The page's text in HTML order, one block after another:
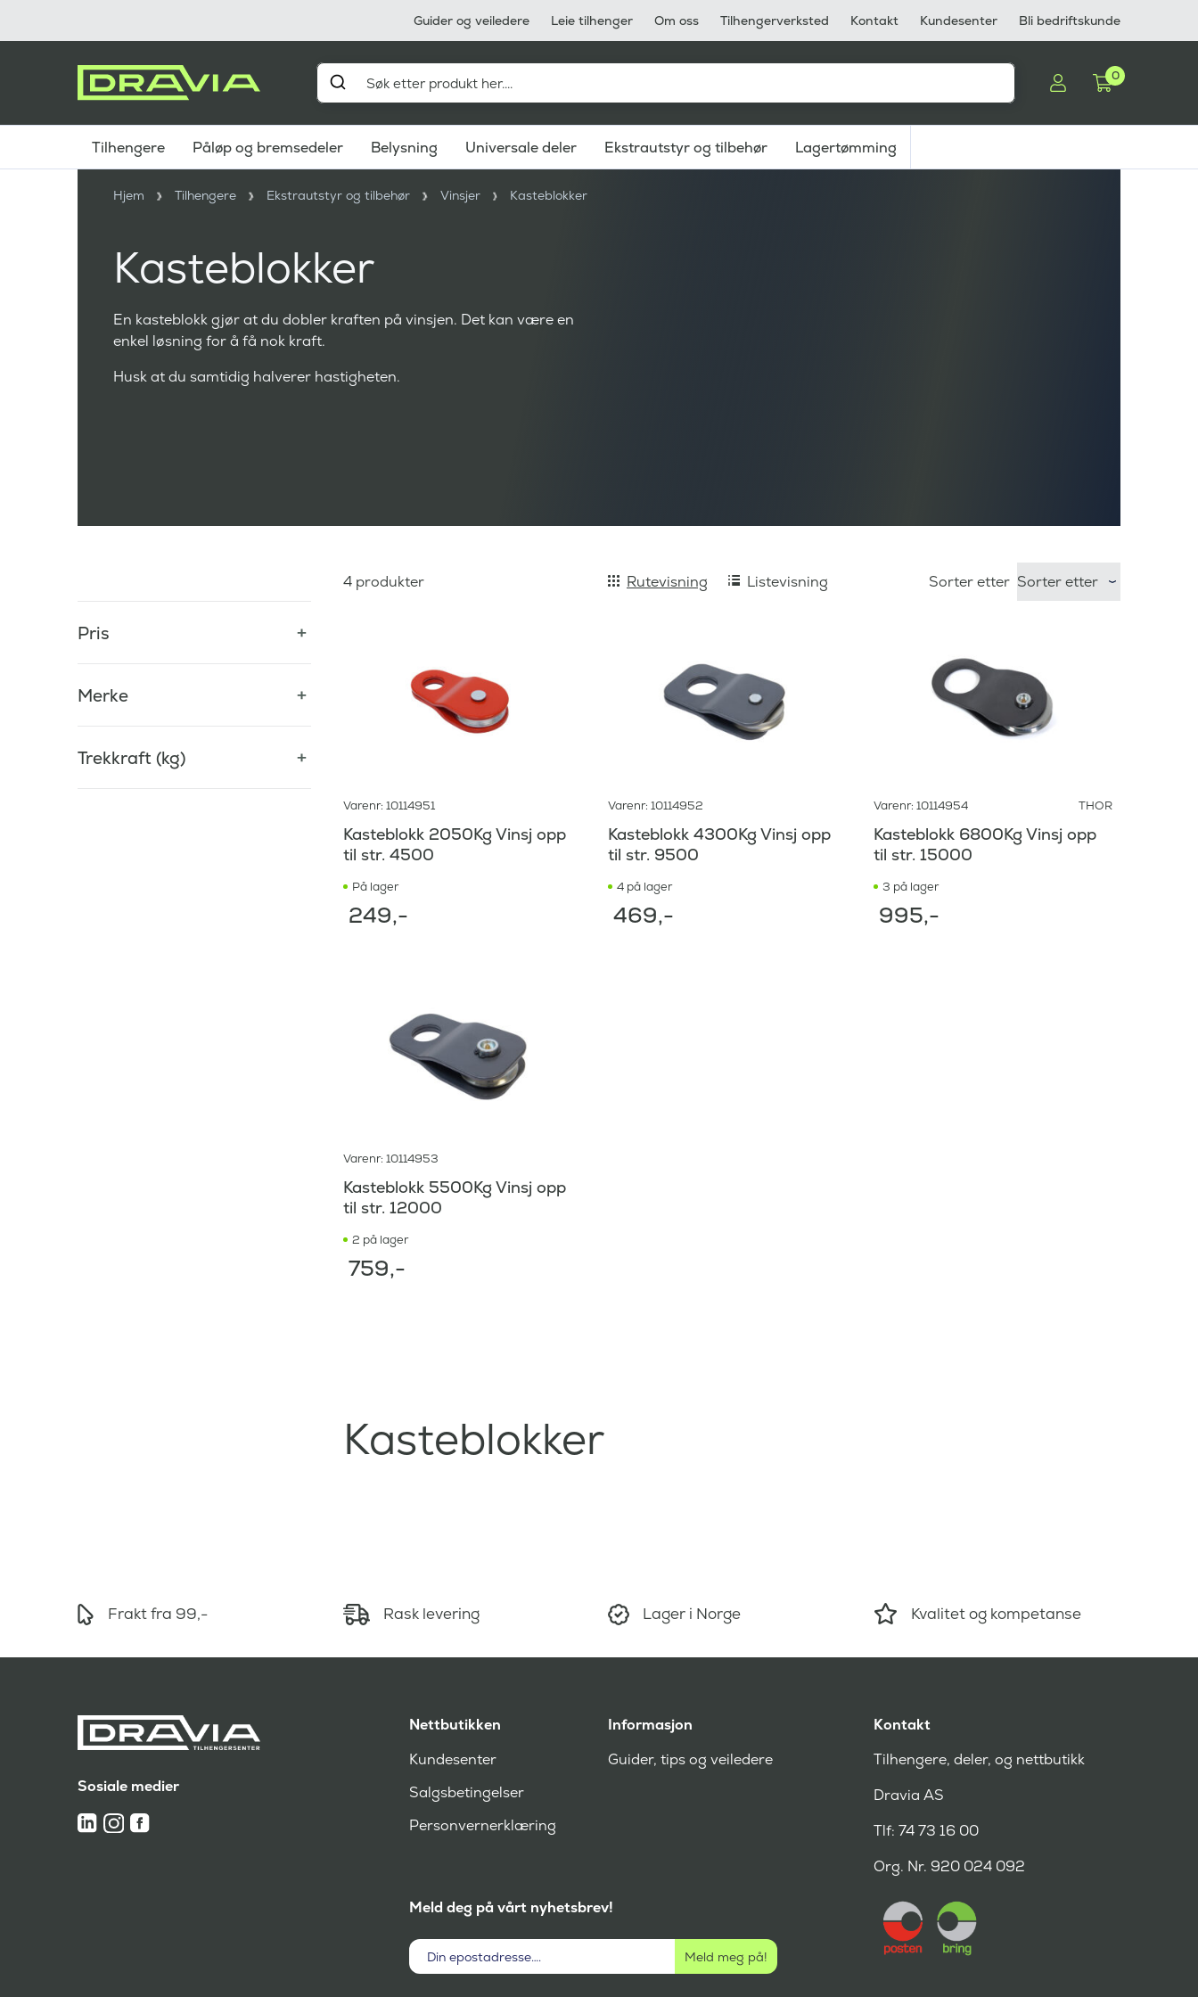
Guider og veiledere Leie tilhenger Om oss Tilhengerverksted Kontakt Kundesenter Bli bedriftskunde
0
Tilhengere Påløp og bremsedeler Belysning Universale deler Ekstrautstyr og tilbehør Lagertømming
Hjem Tilhengere Ekstrautstyr og tilbehør Vinsjer Kasteblokker
Kasteblokker
En kasteblokk gjør at du dobler kraften på vinsjen. Det kan være en
enkel løsning for å få nok kraft.
Husk at du samtidig halverer hastigheten.
4produkter Rutevisning Listevisning Sorter etter
Pris
Merke
Trekkraft (kg)
Varenr: 10114951
Kasteblokk 2050Kg Vinsj opp
til str. 4500
På lager
249,-
Varenr: 10114952
Kasteblokk 4300Kg Vinsj opp
til str. 9500
4 på lager
469,-
Varenr: 10114954 THOR
Kasteblokk 6800Kg Vinsj opp
til str. 15000
3 på lager
995,-
Varenr: 10114953
Kasteblokk 5500Kg Vinsj opp
til str. 12000
2 på lager
759,-
Kasteblokker
Frakt fra 99,- Rask levering Lager i Norge Kvalitet og kompetanse
Sosiale medier
Nettbutikken
Kundesenter
Salgsbetingelser
Personvernerklæring
Informasjon
Guider, tips og veiledere
Meld deg på vårt nyhetsbrev!
Kontakt
Tilhengere, deler, og nettbutikk
Dravia AS
Tlf: 74 73 16 00
Org. Nr. 920 024 092